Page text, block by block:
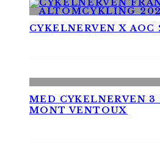
CYKELNERVEN X AOC
MED CYKELNERVEN 3
MONT VENTOUX